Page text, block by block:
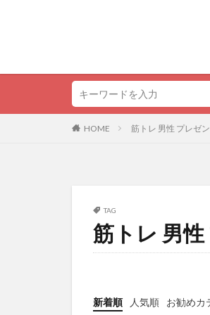
HOME 筋トレ 男性 プレゼン
TAG
筋トレ 男
新着順 人気順 お勧めカ